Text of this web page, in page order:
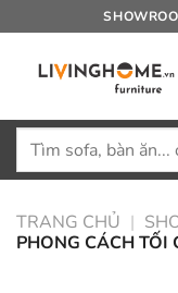
qua
Tìm
TRANG CHỦ |
PHONG CÁCH TỐI